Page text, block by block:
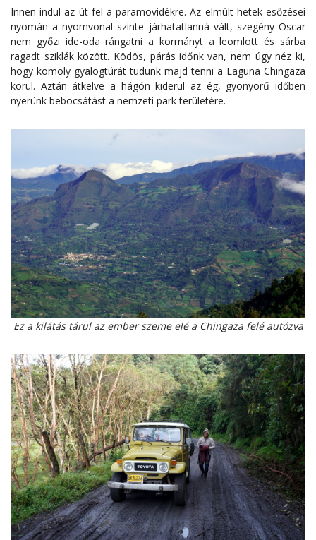
Innen indul az út fel a paramovidékre. Az elmúlt hetek esőzései
nyomán a nyomvonal szinte járhatatlanná vált, szegény Oscar
nem győzi ide-oda rángatni a kormányt a leomlott és sárba
ragadt sziklák között. Ködös, párás időnk van, nem úgy néz ki,
hogy komoly gyalogtúrát tudunk majd tenni a Laguna Chingaza
körül. Aztán átkelve a hágón kiderül az ég, gyönyörű időben
nyerünk bebocsátást a nemzeti park területére.
Ez a kilátás tárul az ember szeme elé a Chingaza felé autózva